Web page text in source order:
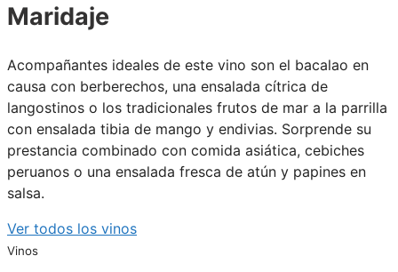
Maridaje
Acompañantes ideales de este vino son el bacalao en
causa con berberechos, una ensalada cítrica de
langostinos o los tradicionales frutos de mar a la parrilla
con ensalada tibia de mango y endivias. Sorprende su
prestancia combinado con comida asiática, cebiches
peruanos o una ensalada fresca de atún y papines en
salsa.
Ver todos los vinos
Vinos